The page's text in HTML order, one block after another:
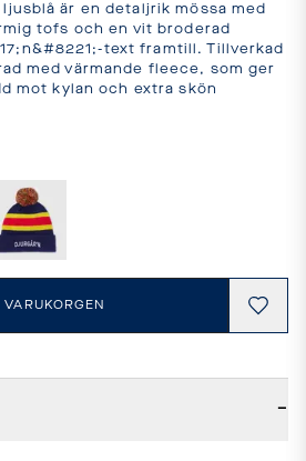
ljusblå är en detaljrik mössa med
tofs och en vit broderad
text framtill. Tillverkad
med värmande fleece, som ger
mot kylan och extra skön
−